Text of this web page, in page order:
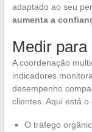
adaptado ao seu
aumenta a
Medir
A coordenação
indicadores
desempenho
clientes. Aqui está
O tráfego